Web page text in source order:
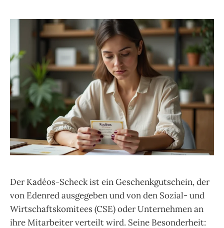
Der Kadéos-Scheck ist ein Geschenkgutschein, der
von Edenred ausgegeben und von den Sozial- und
Wirtschaftskomitees (CSE) oder Unternehmen an
ihre Mitarbeiter verteilt wird. Seine Besonderheit: